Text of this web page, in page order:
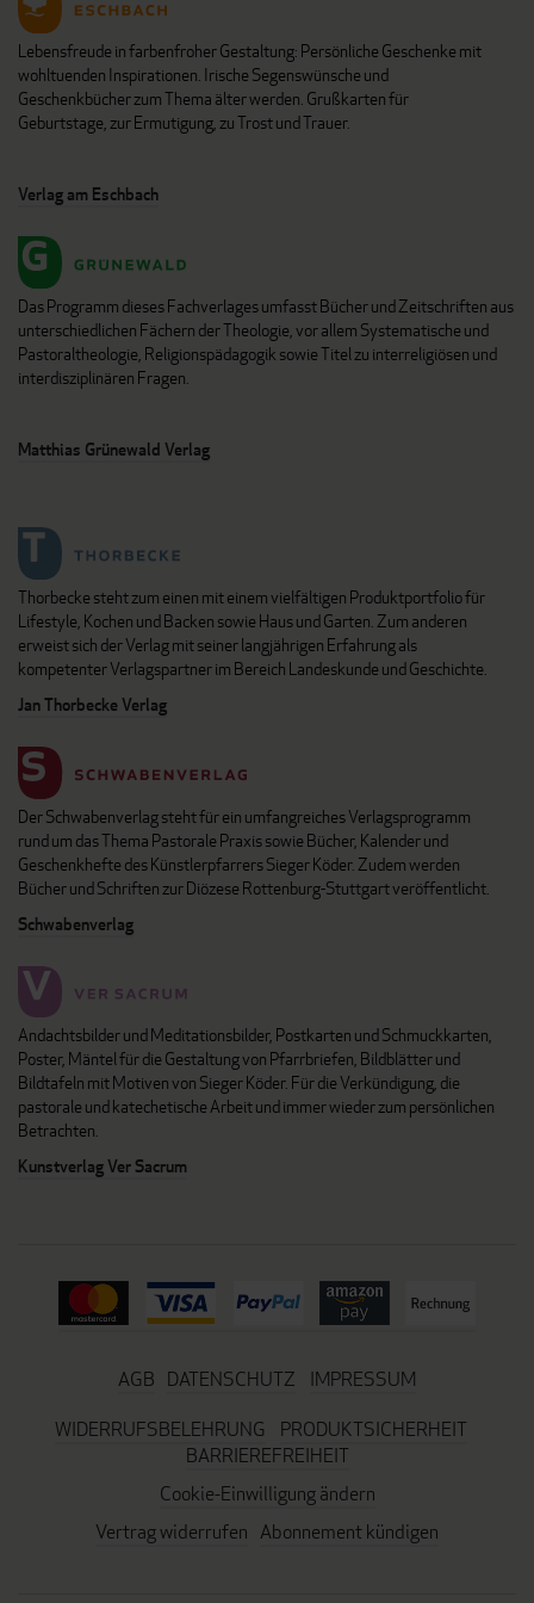
Lebensfreude in farbenfroher Gestaltung: Persönliche Geschenke mit
wohltuenden Inspirationen. Irische Segenswünsche und
Geschenkbücher zum Thema älter werden. Grußkarten für
Geburtstage, zur Ermutigung, zu Trost und Trauer.
Verlag am Eschbach
Das Programm dieses Fachverlages umfasst Bücher und Zeitschriften aus
unterschiedlichen Fächern der Theologie, vor allem Systematische und
Pastoraltheologie, Religionspädagogik sowie Titel zu interreligiösen und
interdisziplinären Fragen.
Matthias Grünewald Verlag
Thorbecke steht zum einen mit einem vielfältigen Produktportfolio für
Lifestyle, Kochen und Backen sowie Haus und Garten. Zum anderen
erweist sich der Verlag mit seiner langjährigen Erfahrung als
kompetenter Verlagspartner im Bereich Landeskunde und Geschichte.
Jan Thorbecke Verlag
Der Schwabenverlag steht für ein umfangreiches Verlagsprogramm
rund um das Thema Pastorale Praxis sowie Bücher, Kalender und
Geschenkhefte des Künstlerpfarrers Sieger Köder. Zudem werden
Bücher und Schriften zur Diözese Rottenburg-Stuttgart veröffentlicht.
Schwabenverlag
Andachtsbilder und Meditationsbilder, Postkarten und Schmuckkarten,
Poster, Mäntel für die Gestaltung von Pfarrbriefen, Bildblätter und
Bildtafeln mit Motiven von Sieger Köder. Für die Verkündigung, die
pastorale und katechetische Arbeit und immer wieder zum persönlichen
Betrachten.
Kunstverlag Ver Sacrum
AGB DATENSCHUTZ
IMPRESSUM
WIDERRUFSBELEHRUNG
PRODUKTSICHERHEIT
BARRIEREFREIHEIT
Cookie-Einwilligung ändern
Vertrag widerrufen Abonnement kündigen